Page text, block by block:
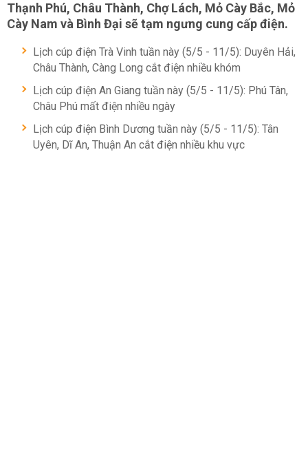
Thạnh Phú, Châu Thành, Chợ Lách, Mỏ Cày Bắc, Mỏ
Cày Nam và Bình Đại sẽ tạm ngưng cung cấp điện.
Lịch cúp điện Trà Vinh tuần này (5/5 - 11/5): Duyên Hải,
Châu Thành, Càng Long cắt điện nhiều khóm
Lịch cúp điện An Giang tuần này (5/5 - 11/5): Phú Tân,
Châu Phú mất điện nhiều ngày
Lịch cúp điện Bình Dương tuần này (5/5 - 11/5): Tân
Uyên, Dĩ An, Thuận An cắt điện nhiều khu vực